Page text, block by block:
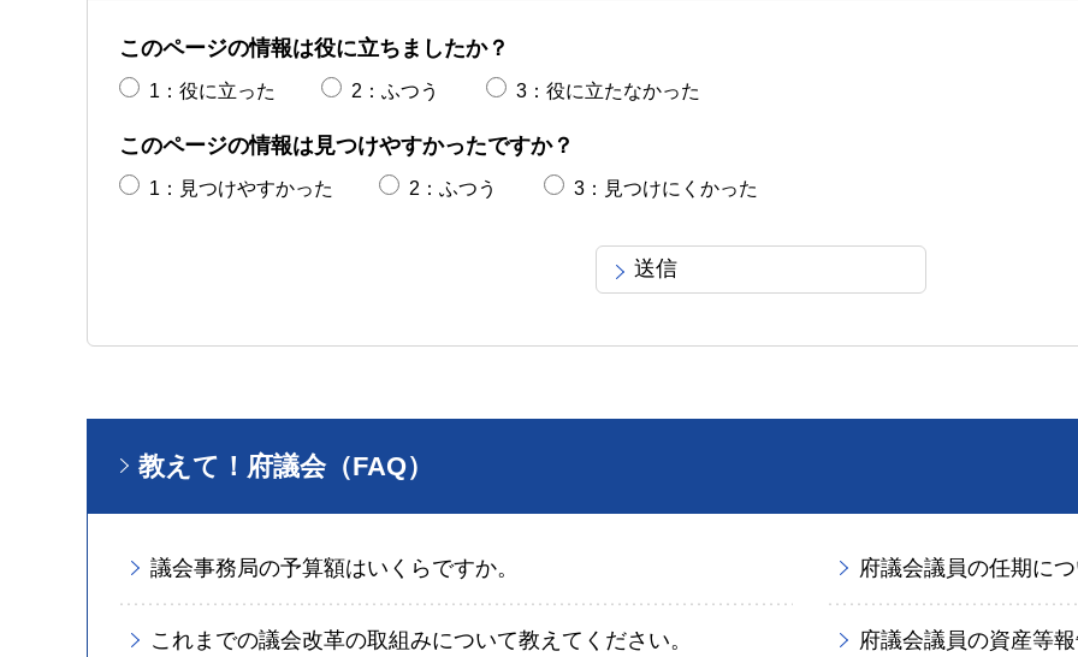
このページの情報は役に立ちましたか？
1：役に立った 2：ふつう 3：役に立たなかった
このページの情報は見つけやすかったですか？
1：見つけやすかった 2：ふつう 3：見つけにくかった
教えて！府議会（FAQ）
議会事務局の予算額はいくらですか。 府議会議員の任期に
これまでの議会改革の取組みについて教えてください。 府議会議員の資産等